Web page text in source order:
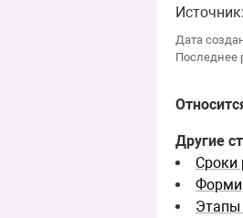
Источник:
Дата
Последнее
Другие
Сроки
Этапы